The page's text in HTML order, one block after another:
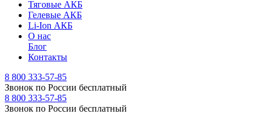
Тяговые АКБ
Гелевые АКБ
Li-Ion АКБ
О нас
Блог
Контакты
8 800 333-57-85
Звонок по России бесплатный
8 800 333-57-85
Звонок по России бесплатный